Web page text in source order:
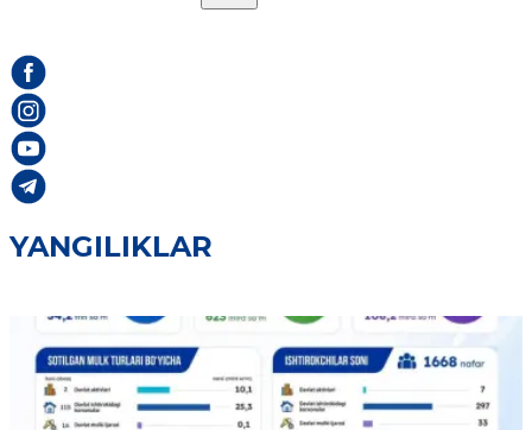
YANGILIKLAR